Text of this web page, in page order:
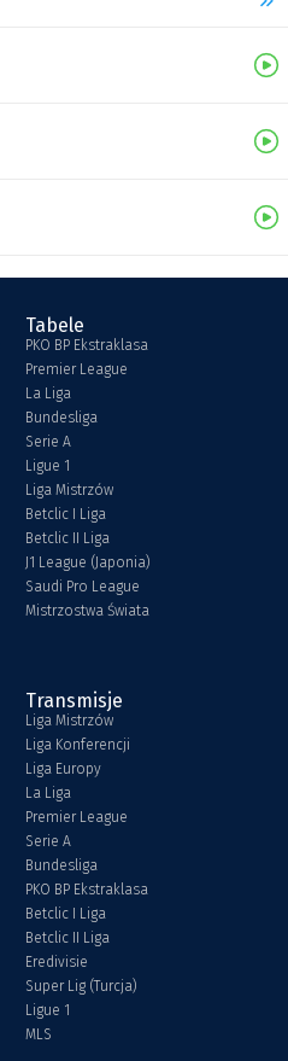
Tabele
PKO BP Ekstraklasa
Premier League
La Liga
Bundesliga
Serie A
Ligue 1
Liga Mistrzów
Betclic I Liga
Betclic II Liga
J1 League (Japonia)
Saudi Pro League
Mistrzostwa Świata
Transmisje
Liga Mistrzów
Liga Konferencji
Liga Europy
La Liga
Premier League
Serie A
Bundesliga
PKO BP Ekstraklasa
Betclic I Liga
Betclic II Liga
Eredivisie
Super Lig (Turcja)
Ligue 1
MLS